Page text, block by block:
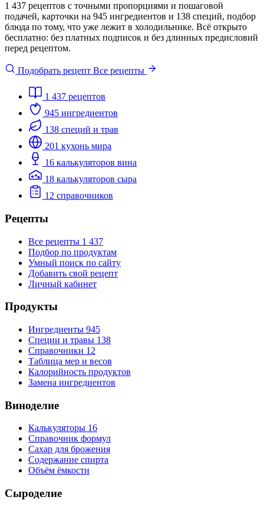
1 437 рецептов с точными пропорциями и пошаговой
подачей, карточки на 945 ингредиентов и 138 специй, подбор
блюда по тому, что уже лежит в холодильнике. Всё открыто
бесплатно: без платных подписок и без длинных предисловий
перед рецептом.
Подобрать рецепт Все рецепты
1 437 рецептов
945 ингредиентов
138 специй и трав
201 кухонь мира
16 калькуляторов вина
18 калькуляторов сыра
12 справочников
Рецепты
Все рецепты 1 437
Подбор по продуктам
Умный поиск по сайту
Добавить свой рецепт
Личный кабинет
Продукты
Ингредиенты 945
Специи и травы 138
Справочники 12
Таблица мер и весов
Калорийность продуктов
Замена ингредиентов
Виноделие
Калькуляторы 16
Справочник формул
Сахар для брожения
Содержание спирта
Объём ёмкости
Сыроделие